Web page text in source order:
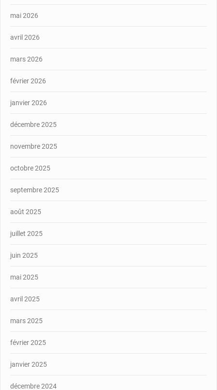
mai 2026
avril 2026
mars 2026
février 2026
janvier 2026
décembre 2025
novembre 2025
octobre 2025
septembre 2025
août 2025
juillet 2025
juin 2025
mai 2025
avril 2025
mars 2025
février 2025
janvier 2025
décembre 2024